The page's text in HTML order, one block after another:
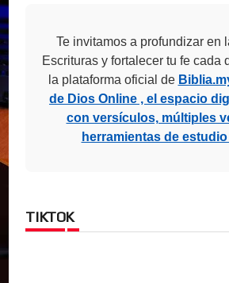
Te invitamos a profundizar en
Escrituras y fortalecer tu fe cada
la plataforma oficial de
de Dios Online , el espacio
con versículos, múltiples
herramientas de
TIKTOK